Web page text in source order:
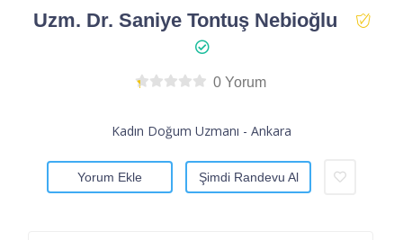
Uzm. Dr. Saniye Tontuş Nebioğlu
0 Yorum
Kadın Doğum Uzmanı - Ankara
Yorum Ekle Şimdi Randevu Al